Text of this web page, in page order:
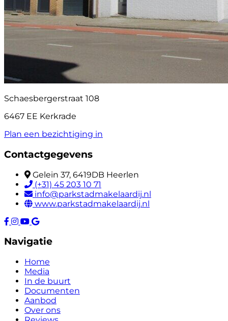
Schaesbergerstraat 108
6467 EE Kerkrade
Plan een bezichtiging in
Contactgegevens
Gelein 37, 6419DB Heerlen
(+31) 45 203 10 71
info@parkstadmakelaardij.nl
www.parkstadmakelaardij.nl
Navigatie
Home
Media
In de buurt
Documenten
Aanbod
Over ons